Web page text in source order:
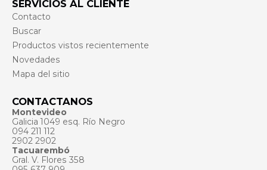
SERVICIOS AL CLIENTE
Contacto
Buscar
Productos vistos recientemente
Novedades
Mapa del sitio
CONTACTANOS
Montevideo
Galicia 1049 esq. Río Negro
094 211 112
2902 2902
Tacuarembó
Gral. V. Flores 358